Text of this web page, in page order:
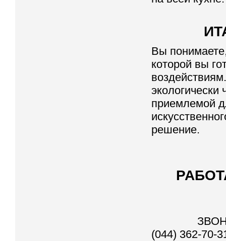
Вы
которой вы
экологически
приемлемой
решение.
(044) 362-70-